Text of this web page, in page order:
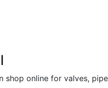
shop online for valves,